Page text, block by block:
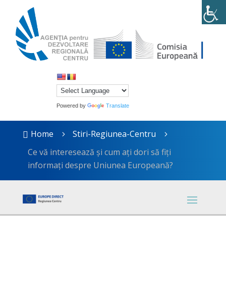
Powered by Translate
 Home 5 Stiri-Regiunea-Centru 5
Ce vă interesează și cum ați dori să fiți
informați despre Uniunea Europeană?